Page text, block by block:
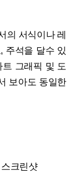
의 서식이나 레
주석을 달수 있
그래픽 및 도
보아도 동일한
스크린샷